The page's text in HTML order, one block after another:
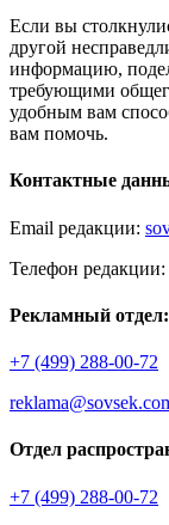
Если вы
другой
информацию,
требующими
удобным вам
вам помочь.
Контактные
Email редакции:
Телефон редакции:
Рекламный отдел:
+7 (499) 288-00-72
Отдел
+7 (499) 288-00-72